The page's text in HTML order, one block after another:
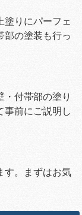
塗りにパーフェ
部の塗装も行っ
・付帯部の塗り
事前にご説明し
す。まずはお気